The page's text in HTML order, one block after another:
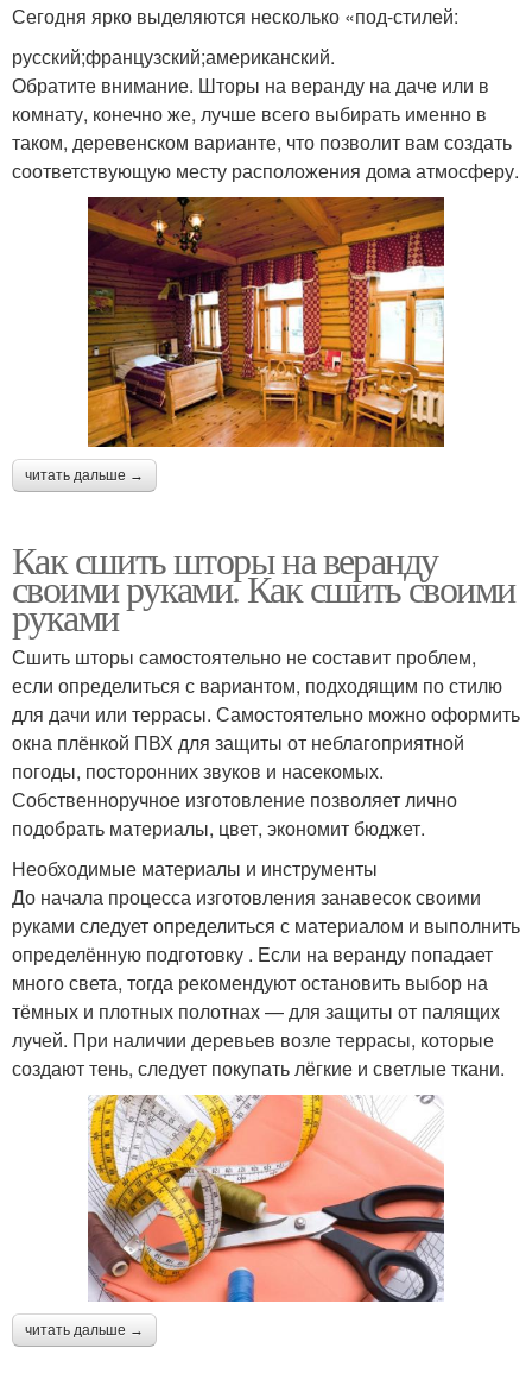
Сегодня ярко выделяются несколько «под-стилей:
русский;французский;американский.
Обратите внимание. Шторы на веранду на даче или в
комнату, конечно же, лучше всего выбирать именно в
таком, деревенском варианте, что позволит вам создать
соответствующую месту расположения дома атмосферу.
читать дальше →
Как сшить шторы на веранду
своими руками. Как сшить своими
руками
Сшить шторы самостоятельно не составит проблем,
если определиться с вариантом, подходящим по стилю
для дачи или террасы. Самостоятельно можно оформить
окна плёнкой ПВХ для защиты от неблагоприятной
погоды, посторонних звуков и насекомых.
Собственноручное изготовление позволяет лично
подобрать материалы, цвет, экономит бюджет.
Необходимые материалы и инструменты
До начала процесса изготовления занавесок своими
руками следует определиться с материалом и выполнить
определённую подготовку . Если на веранду попадает
много света, тогда рекомендуют остановить выбор на
тёмных и плотных полотнах — для защиты от палящих
лучей. При наличии деревьев возле террасы, которые
создают тень, следует покупать лёгкие и светлые ткани.
читать дальше →